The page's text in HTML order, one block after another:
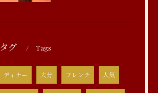
タグ Tags
ディナー 大分 フレンチ 人気